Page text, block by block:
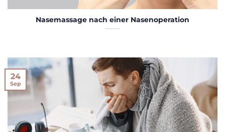
Nasemassage nach einer Nasenoperation
24
Sep